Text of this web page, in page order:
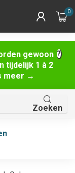
gewoon
tijdelijk 1 à 2
meer →
0
Zoeken